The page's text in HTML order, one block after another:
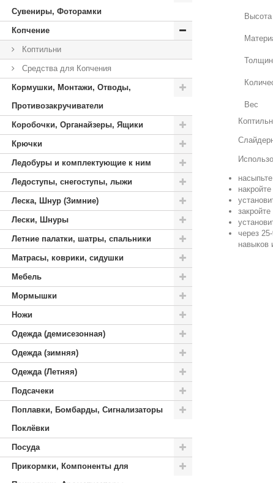
Сувениры, Фоторамки
Копчение
Коптильни
Средства для Копчения
Кормушки, Монтажи, Отводы,
Противозакручиватели
Коробочки, Органайзеры, Ящики
Крючки
Ледобуры и комплектующие к ним
Ледоступы, снегоступы, лыжи
Леска, Шнур (Зимние)
Лески, Шнуры
Летние палатки, шатры, спальники
Матрасы, коврики, сидушки
Мебель
Мормышки
Ножи
Одежда (демисезонная)
Одежда (зимняя)
Одежда (Летняя)
Подсачеки
Поплавки, Бомбарды, Сигнализаторы
Поклёвки
Посуда
Прикормки, Компоненты для
Высота
Вес
через
навыков